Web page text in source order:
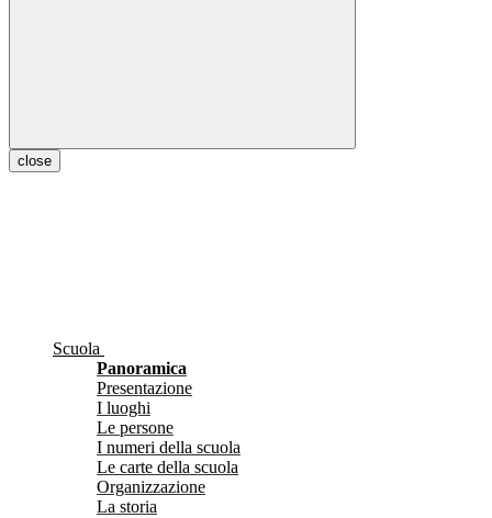
close
Scuola
Panoramica
Presentazione
I luoghi
Le persone
I numeri della scuola
Le carte della scuola
Organizzazione
La storia